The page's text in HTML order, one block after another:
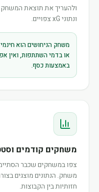
ולהעריך את תוצאת המשחק
ונתוני xG צפויים.
משחק הניחושים הוא
או בדמי השתתפות, ואין
באמצעות כסף.
משחקים קודמים
צפו במשחקים שכבר
משחק. הנתונים מוצגים
חזותיות בין הקבוצות.